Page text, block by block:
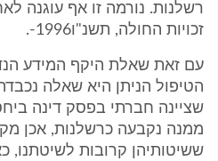
רשלנות. נורמה זו אף עוגנה
זכויות החולה, תשנ"ו1996-.
עם זאת שאלת היקף המידע
הטיפול הניתן היא שאלה
שציינה חברתי בפסק דינה
ממנה נקבעה כרשלנות, אכן
ששיטותיהן קרובות לשיטתנו,